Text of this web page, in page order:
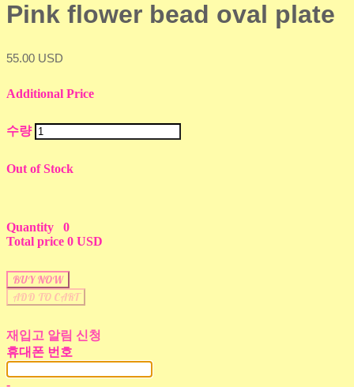
Pink flower bead oval plate
55.00 USD
Additional Price
수량
Out of Stock
Quantity
0
Total price 0 USD
BUY NOW
ADD TO CART
재입고 알림 신청
휴대폰 번호